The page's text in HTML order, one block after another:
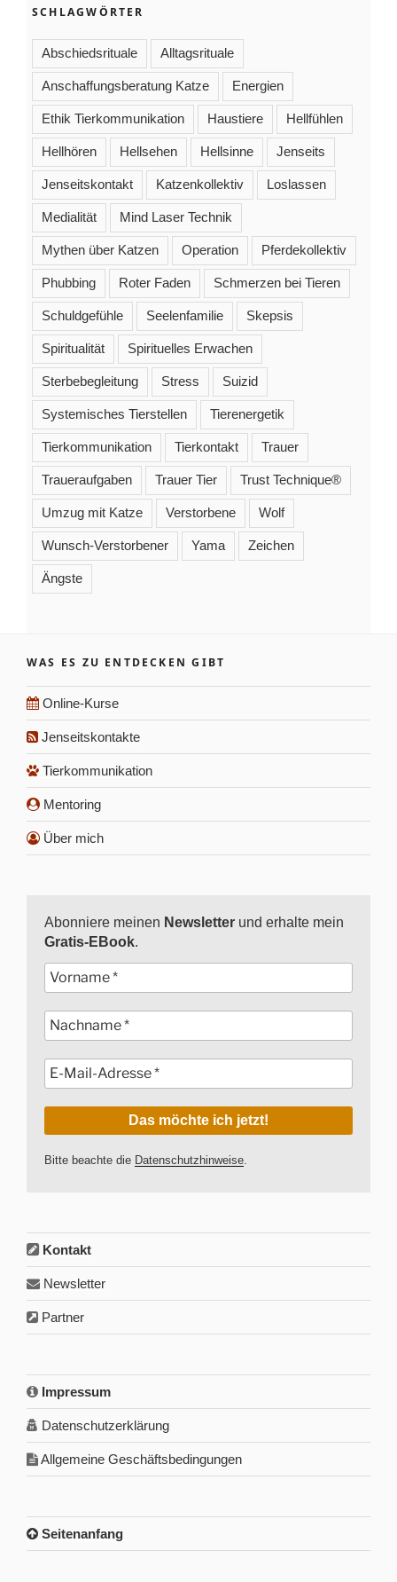
SCHLAGWÖRTER
Abschiedsrituale Alltagsrituale
Anschaffungsberatung Katze Energien
Ethik Tierkommunikation Haustiere Hellfühlen
Hellhören Hellsehen Hellsinne Jenseits
Jenseitskontakt Katzenkollektiv Loslassen
Medialität Mind Laser Technik
Mythen über Katzen Operation Pferdekollektiv
Phubbing Roter Faden Schmerzen bei Tieren
Schuldgefühle Seelenfamilie Skepsis
Spiritualität Spirituelles Erwachen
Sterbebegleitung Stress Suizid
Systemisches Tierstellen Tierenergetik
Tierkommunikation Tierkontakt Trauer
Traueraufgaben Trauer Tier Trust Technique®
Umzug mit Katze Verstorbene Wolf
Wunsch-Verstorbener Yama Zeichen
Ängste
WAS ES ZU ENTDECKEN GIBT
Online-Kurse
Jenseitskontakte
Tierkommunikation
Mentoring
Über mich
Abonniere meinen Newsletter und erhalte mein
Gratis-EBook.
Bitte beachte die Datenschutzhinweise.
Kontakt
Newsletter
Partner
Impressum
Datenschutzerklärung
Allgemeine Geschäftsbedingungen
Seitenanfang